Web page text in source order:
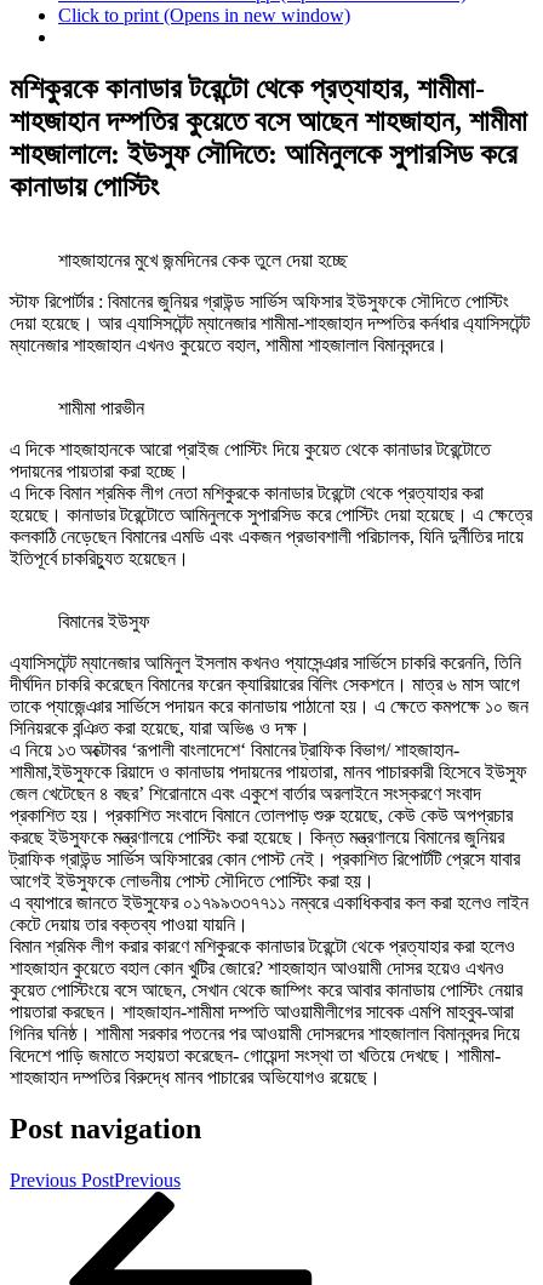
Click to print (Opens in new window)
মশিকুরকে কানাডার টরেন্টো থেকে প্রত্যাহার, শামীমা-
শাহজাহান দম্পতির কুয়েতে বসে আছেন শাহজাহান, শামীমা
শাহজালালে: ইউসুফ সৌদিতে: আমিনুলকে সুপারসিড করে
কানাডায় পোস্টিং
শাহজাহানের মুখে জন্মদিনের কেক তুলে দেয়া হচ্ছে
স্টাফ রিপোর্টার : বিমানের জুনিয়র গ্রাউন্ড সার্ভিস অফিসার ইউসুফকে সৌদিতে পোস্টিং
দেয়া হয়েছে। আর এ্যাসিসটেন্ট ম্যানেজার শামীমা-শাহজাহান দম্পতির কর্নধার এ্যাসিসটেন্ট
ম্যানেজার শাহজাহান এখনও কুয়েতে বহাল, শামীমা শাহজালাল বিমানবন্দরে।
শামীমা পারভীন
এ দিকে শাহজাহানকে আরো প্রাইজ পোস্টিং দিয়ে কুয়েত থেকে কানাডার টরেন্টোতে
পদায়নের পায়তারা করা হচ্ছে।
এ দিকে বিমান শ্রমিক লীগ নেতা মশিকুরকে কানাডার টরেন্টো থেকে প্রত্যাহার করা
হয়েছে। কানাডার টরেন্টোতে আমিনুলকে সুপারসিড করে পোস্টিং দেয়া হয়েছে। এ ক্ষেত্রে
কলকাঠি নেড়েছেন বিমানের এমডি এবং একজন প্রভাবশালী পরিচালক, যিনি দুর্নীতির দায়ে
ইতিপূর্বে চাকরিচ্যুত হয়েছেন।
বিমানের ইউসুফ
এ্যাসিসটেন্ট ম্যানেজার আমিনুল ইসলাম কখনও প্যাসেন্ঞার সার্ভিসে চাকরি করেননি, তিনি
দীর্ঘদিন চাকরি করেছেন বিমানের ফরেন ক্যারিয়ারের বিলিং সেকশনে। মাত্র ৬ মাস আগে
তাকে প্যাজেন্ঞার সার্ভিসে পদায়ন করে কানাডায় পাঠানো হয়। এ ক্ষেতে কমপক্ষে ১০ জন
সিনিয়রকে বন্ঞিত করা হয়েছে, যারা অভিঙ ও দক্ষ।
এ নিয়ে ১৩ অক্টোবর ‘রূপালী বাংলাদেশে‘ বিমানের ট্রাফিক বিভাগ/ শাহজাহান-
শামীমা,ইউসুফকে রিয়াদে ও কানাডায় পদায়নের পায়তারা, মানব পাচারকারী হিসেবে ইউসুফ
জেল খেটেছেন ৪ বছর’ শিরোনামে এবং একুশে বার্তার অরলাইনে সংস্করণে সংবাদ
প্রকাশিত হয়। প্রকাশিত সংবাদে বিমানে তোলপাড় শুরু হয়েছে, কেউ কেউ অপপ্রচার
করছে ইউসুফকে মন্ত্রণালয়ে পোস্টিং করা হয়েছে। কিন্ত মন্ত্রণালয়ে বিমানের জুনিয়র
ট্রাফিক গ্রাউন্ড সার্ভিস অফিসারের কোন পোস্ট নেই। প্রকাশিত রিপোর্টটি প্রেসে যাবার
আগেই ইউসুফকে লোভনীয় পোস্ট সৌদিতে পোস্টিং করা হয়।
এ ব্যাপারে জানতে ইউসুফের ০১৭৯৯৩৩৭৭১১ নম্বরে একাধিকবার কল করা হলেও লাইন
কেটে দেয়ায় তার বক্তব্য পাওয়া যায়নি।
বিমান শ্রমিক লীগ করার কারণে মশিকুরকে কানাডার টরেন্টো থেকে প্রত্যাহার করা হলেও
শাহজাহান কুয়েতে বহাল কোন খুটির জোরে? শাহজাহান আওয়ামী দোসর হয়েও এখনও
কুয়েত পোস্টিংয়ে বসে আছেন, সেখান থেকে জাম্পিং করে আবার কানাডায় পোস্টিং নেয়ার
পায়তারা করছেন। শাহজাহান-শামীমা দম্পতি আওয়ামীলীগের সাবেক এমপি মাহবুব-আরা
গিনির ঘনিষ্ঠ। শামীমা সরকার পতনের পর আওয়ামী দোসরদের শাহজালাল বিমানবন্দর দিয়ে
বিদেশে পাড়ি জমাতে সহায়তা করেছেন- গোয়েন্দা সংস্থা তা খতিয়ে দেখছে। শামীমা-
শাহজাহান দম্পতির বিরুদ্ধে মানব পাচারের অভিযোগও রয়েছে।
Post navigation
Previous PostPrevious